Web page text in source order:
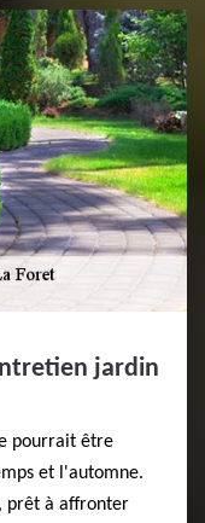
jardin
pourrait être
et l'automne.
prêt à affronter